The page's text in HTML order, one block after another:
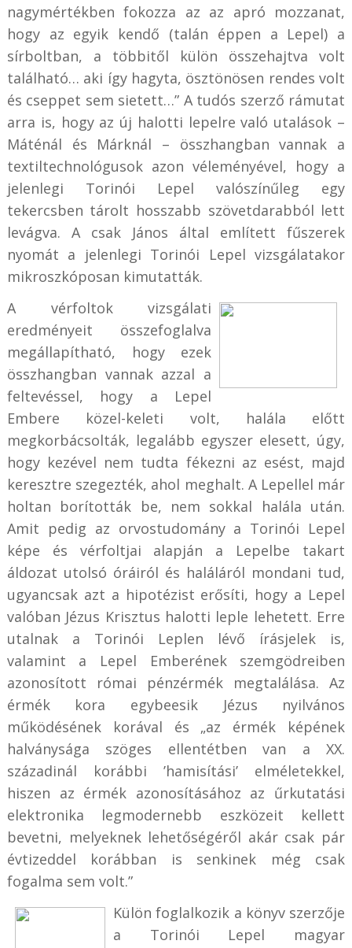
nagymértékben fokozza az az apró mozzanat,
hogy az egyik kendő (talán éppen a Lepel) a
sírboltban, a többitől külön összehajtva volt
található… aki így hagyta, ösztönösen rendes volt
és cseppet sem sietett…” A tudós szerző rámutat
arra is, hogy az új halotti lepelre való utalások –
Máténál és Márknál – összhangban vannak a
textiltechnológusok azon véleményével, hogy a
jelenlegi Torinói Lepel valószínűleg egy
tekercsben tárolt hosszabb szövetdarabból lett
levágva. A csak János által említett fűszerek
nyomát a jelenlegi Torinói Lepel vizsgálatakor
mikroszkóposan kimutatták.
A vérfoltok vizsgálati
eredményeit összefoglalva
megállapítható, hogy ezek
összhangban vannak azzal a
feltevéssel, hogy a Lepel
Embere közel-keleti volt, halála előtt
megkorbácsolták, legalább egyszer elesett, úgy,
hogy kezével nem tudta fékezni az esést, majd
keresztre szegezték, ahol meghalt. A Lepellel már
holtan borították be, nem sokkal halála után.
Amit pedig az orvostudomány a Torinói Lepel
képe és vérfoltjai alapján a Lepelbe takart
áldozat utolsó óráiról és haláláról mondani tud,
ugyancsak azt a hipotézist erősíti, hogy a Lepel
valóban Jézus Krisztus halotti leple lehetett. Erre
utalnak a Torinói Leplen lévő írásjelek is,
valamint a Lepel Emberének szemgödreiben
azonosított római pénzérmék megtalálása. Az
érmék kora egybeesik Jézus nyilvános
működésének korával és „az érmék képének
halványsága szöges ellentétben van a XX.
századinál korábbi ’hamisítási’ elméletekkel,
hiszen az érmék azonosításához az űrkutatási
elektronika legmodernebb eszközeit kellett
bevetni, melyeknek lehetőségéről akár csak pár
évtizeddel korábban is senkinek még csak
fogalma sem volt.”
Külön foglalkozik a könyv szerzője
a Torinói Lepel magyar